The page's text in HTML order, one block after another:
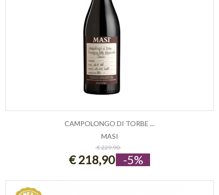
ESAURITO
CAMPOLONGO DI TORBE ...
MASI
€ 229,90
€ 218,90 -5%